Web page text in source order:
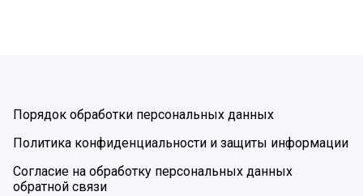
Порядок обработки персональных данных
Политика конфиденциальности и защиты информации
Согласие на обработку персональных данных
обратной связи